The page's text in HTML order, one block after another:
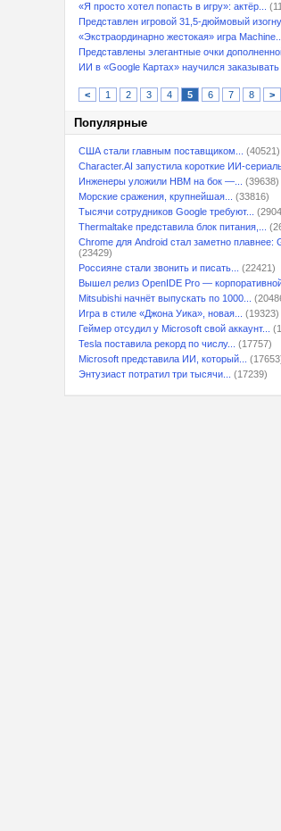
«Я просто хотел попасть в игру»: актёр...
Представлен игровой 31,5-дюймовый
«Экстраординарно жестокая» игра Machine...
Представлены элегантные очки
ИИ в «Google Картах» научился заказывать
< 1 2 3 4 5 6 7 8 >
Популярные
США стали главным поставщиком...
(40521)
Character.AI запустила короткие ИИ-
Инженеры уложили HBM на бок —...
(39638)
Морские сражения, крупнейшая...
(33816)
Тысячи сотрудников Google требуют...
Thermaltake представила блок питания,...
Chrome для Android стал заметно плавнее:
(23429)
Россияне стали звонить и писать...
(22421)
Вышел релиз OpenIDE Pro —
Mitsubishi начнёт выпускать по 1000...
Игра в стиле «Джона Уика», новая...
(19323)
Геймер отсудил у Microsoft свой аккаунт...
Tesla поставила рекорд по числу...
(17757)
Microsoft представила ИИ, который...
Энтузиаст потратил три тысячи...
(17239)